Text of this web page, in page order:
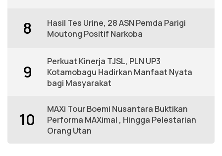
8
Hasil Tes Urine, 28 ASN Pemda Parigi
Moutong Positif Narkoba
9
Perkuat Kinerja TJSL, PLN UP3
Kotamobagu Hadirkan Manfaat Nyata
bagi Masyarakat
10
MAXi Tour Boemi Nusantara Buktikan
Performa MAXimal , Hingga Pelestarian
Orang Utan